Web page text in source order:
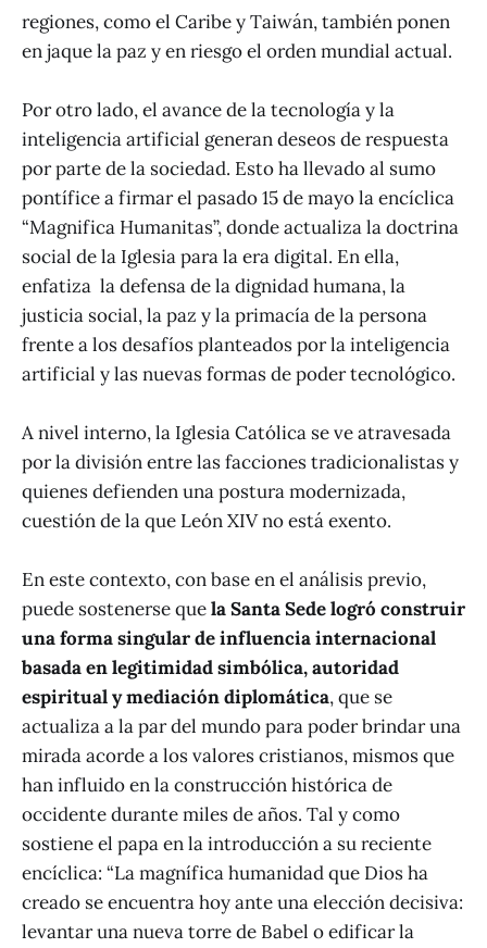
regiones, como el Caribe y Taiwán, también ponen
en jaque la paz y en riesgo el orden mundial actual.
Por otro lado, el avance de la tecnología y la
inteligencia artificial generan deseos de respuesta
por parte de la sociedad. Esto ha llevado al sumo
pontífice a firmar el pasado 15 de mayo la encíclica
“Magnifica Humanitas”, donde actualiza la doctrina
social de la Iglesia para la era digital. En ella,
enfatiza la defensa de la dignidad humana, la
justicia social, la paz y la primacía de la persona
frente a los desafíos planteados por la inteligencia
artificial y las nuevas formas de poder tecnológico.
A nivel interno, la Iglesia Católica se ve atravesada
por la división entre las facciones tradicionalistas y
quienes defienden una postura modernizada,
cuestión de la que León XIV no está exento.
En este contexto, con base en el análisis previo,
puede sostenerse quela Santa Sede logró construir
una forma singular de influencia internacional
basada en legitimidad simbólica, autoridad
espiritual y mediación diplomática, que se
actualiza a la par del mundo para poder brindar una
mirada acorde a los valores cristianos, mismos que
han influido en la construcción histórica de
occidente durante miles de años. Tal y como
sostiene el papa en la introducción a su reciente
encíclica: “La magnífica humanidad que Dios ha
creado se encuentra hoy ante una elección decisiva:
levantar una nueva torre de Babel o edificar la